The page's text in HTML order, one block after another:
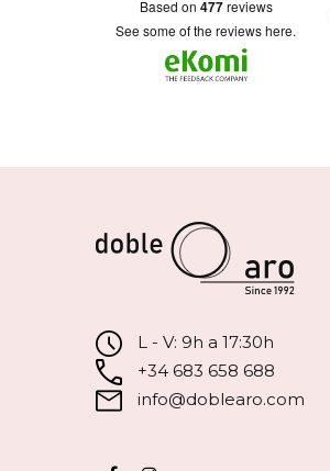
based on 477reviews
see some of the reviews here.
L - V: 9h a 17:30h
+34 683 658 688
info@doblearo.com